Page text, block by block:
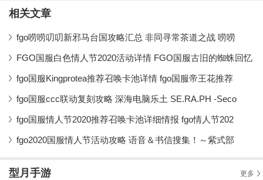
相关文章
fgo唠唠叨叨新邪马台国攻略汇总 非同寻常茶道之战 唠唠
FGO国服白色情人节2020活动详情 FGO国服古旧的蜘蛛回忆
fgo国服Kingprotea推荐召唤卡池详情 fgo国服帝王花推荐
fgo国服ccc联动复刻攻略 深海电脑乐土 SE.RA.PH -Seco
fgo国服情人节2020推荐召唤卡池详细情报 fgo情人节202
fgo2020国服情人节活动攻略 语音＆书信搜集！～紫式部
型月手游 更多